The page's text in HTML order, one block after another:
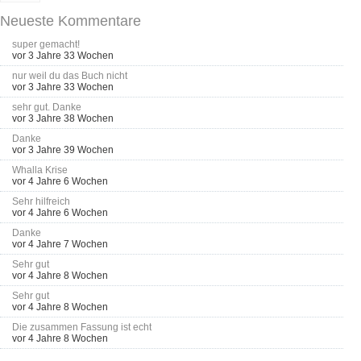
Neueste Kommentare
super gemacht!
vor 3 Jahre 33 Wochen
nur weil du das Buch nicht
vor 3 Jahre 33 Wochen
sehr gut. Danke
vor 3 Jahre 38 Wochen
Danke
vor 3 Jahre 39 Wochen
Whalla Krise
vor 4 Jahre 6 Wochen
Sehr hilfreich
vor 4 Jahre 6 Wochen
Danke
vor 4 Jahre 7 Wochen
Sehr gut
vor 4 Jahre 8 Wochen
Sehr gut
vor 4 Jahre 8 Wochen
Die zusammen Fassung ist echt
vor 4 Jahre 8 Wochen